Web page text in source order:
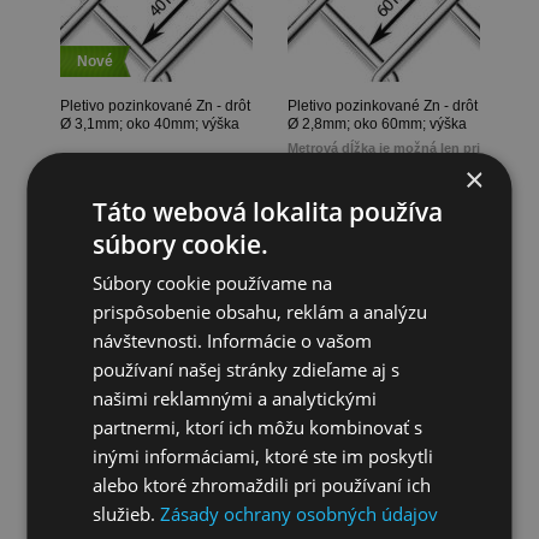
Nové
Pletivo pozinkované Zn - drôt
Ø 3,1mm; oko 40mm; výška
Metrová dĺžka je možná len pri
výrobe na presné metre, keď
zákazník potrebuje napr. 22m ,
Min. odber je 10 m.
od
11,50 € bez DPH
(294,87 CZK)
14,14 € s DPH
Pletivo pozinkované Zn - drôt
Ø 2,8mm; oko 60mm; výška
150cm
Metrová dĺžka je možná len pri
zákazník potrebuje napr. 22m ,
Min. odber je 10 m.
od
4,24 €bez DPH
×
Táto webová lokalita používa
súbory cookie.
Súbory cookie používame na
prispôsobenie obsahu, reklám a analýzu
návštevnosti. Informácie o vašom
používaní našej stránky zdieľame aj s
našimi reklamnými a analytickými
partnermi, ktorí ich môžu kombinovať s
inými informáciami, ktoré ste im poskytli
alebo ktoré zhromaždili pri používaní ich
služieb.Zásady ochrany osobných údajov